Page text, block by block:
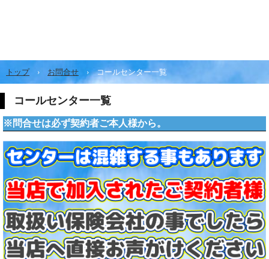
トップ › お問合せ › コールセンター一覧
コールセンター一覧
※問合せは必ず契約者ご本人様から。